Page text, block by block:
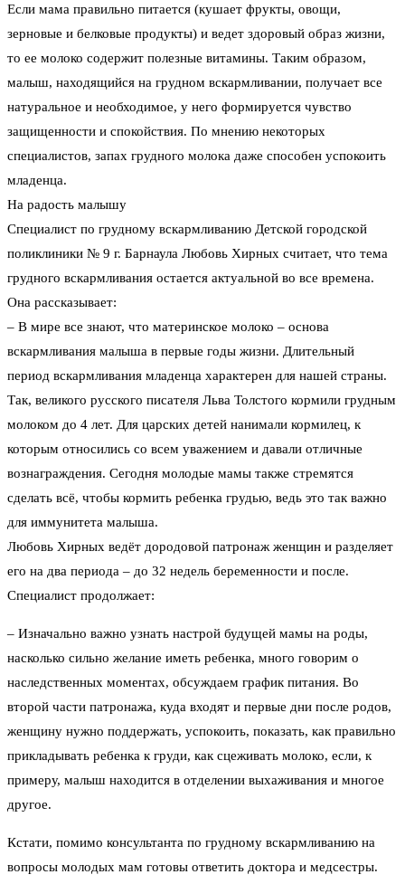
Если мама правильно питается (кушает фрукты, овощи,
зерновые и белковые продукты) и ведет здоровый образ жизни,
то ее молоко содержит полезные витамины. Таким образом,
малыш, находящийся на грудном вскармливании, получает все
натуральное и необходимое, у него формируется чувство
защищенности и спокойствия. По мнению некоторых
специалистов, запах грудного молока даже способен успокоить
младенца.
На радость малышу
Специалист по грудному вскармливанию Детской городской
поликлиники № 9 г. Барнаула Любовь Хирных считает, что тема
грудного вскармливания остается актуальной во все времена.
Она рассказывает:
– В мире все знают, что материнское молоко – основа
вскармливания малыша в первые годы жизни. Длительный
период вскармливания младенца характерен для нашей страны.
Так, великого русского писателя Льва Толстого кормили грудным
молоком до 4 лет. Для царских детей нанимали кормилец, к
которым относились со всем уважением и давали отличные
вознаграждения. Сегодня молодые мамы также стремятся
сделать всё, чтобы кормить ребенка грудью, ведь это так важно
для иммунитета малыша.
Любовь Хирных ведёт дородовой патронаж женщин и разделяет
его на два периода – до 32 недель беременности и после.
Специалист продолжает:
– Изначально важно узнать настрой будущей мамы на роды,
насколько сильно желание иметь ребенка, много говорим о
наследственных моментах, обсуждаем график питания. Во
второй части патронажа, куда входят и первые дни после родов,
женщину нужно поддержать, успокоить, показать, как правильно
прикладывать ребенка к груди, как сцеживать молоко, если, к
примеру, малыш находится в отделении выхаживания и многое
другое.
Кстати, помимо консультанта по грудному вскармливанию на
вопросы молодых мам готовы ответить доктора и медсестры.